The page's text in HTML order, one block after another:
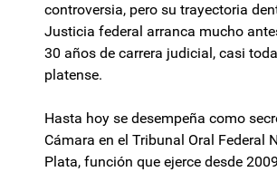
controversia, pero su trayectoria
Justicia federal arranca mucho
30 años de carrera judicial, casi
platense.
Hasta hoy se desempeña como
Cámara en el Tribunal Oral Federal
Plata, función que ejerce desde